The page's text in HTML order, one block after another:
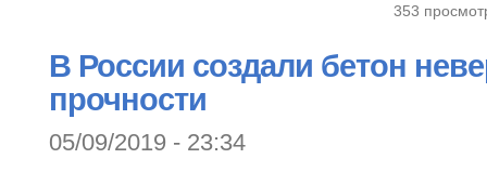
353
В России создали бетон
прочности
05/09/2019 - 23:34